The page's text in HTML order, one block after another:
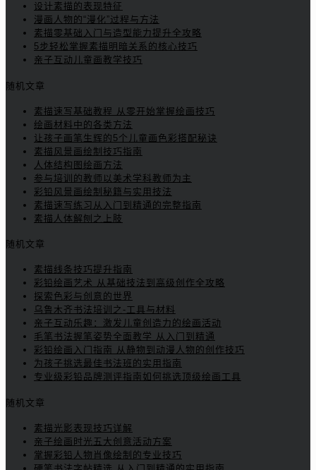
设计素描的表现特征
漫画人物的“漫化”过程与方法
素描零基础入门与造型能力提升全攻略
5步轻松掌握素描明暗关系的核心技巧
亲子互动儿童画教学技巧
随机文章
素描速写基础教程 从零开始掌握绘画技巧
绘画材料中的各类方法
让孩子画笔生辉的5个儿童画色彩搭配秘诀
素描风景画绘制技巧指南
人体结构图绘画方法
参与培训的教师以美术学科教师为主
彩铅风景画绘制秘籍与实用技法
素描速写练习从入门到精通的完整指南
素描人体解刨之上肢
随机文章
素描线条技巧提升指南
彩铅绘画艺术 从基础技法到高级创作全攻略
探索色彩与创意的世界
乌鲁木齐书法培训之-工具与材料
亲子互动乐趣：激发儿童创造力的绘画活动
毛笔书法握笔姿势全面教学 从入门到精通
彩铅绘画入门指南 从静物到动漫人物的创作技巧
为孩子挑选最佳书法班的实用指南
专业级彩铅品牌测评指南如何挑选顶级绘画工具
随机文章
素描光影表现技巧详解
亲子绘画时光五大创意活动方案
掌握彩铅人物肖像绘制的专业技巧